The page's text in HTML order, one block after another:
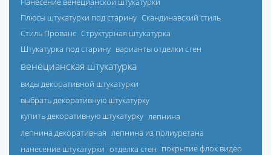
Плюсы штукатурки под старину Скандинавский стиль
Стиль Прованс Структурная штукатурка
Штукатурка под старину варианты отделки стен
венецианская штукатурка
виды декоративной штукатурки
выбрать декоративную штукатурку
купить декоративную штукатурку лепнина
лепнина декоративная лепнина из полиуретана
нанесение штукатурки отделка стен покрытие флок видео